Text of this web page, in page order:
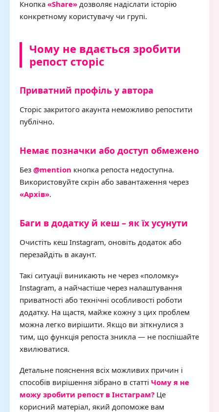
Кнопка «Share» дозволяє надіслати історію
конкретному користувачу чи групі.
Чому не вдається зробити
репост сторіс
Приватний профіль у автора
Сторіс закритого акаунта неможливо репостити
публічно.
Немає позначки або доступ обмежено
Без @mention кнопка репоста недоступна.
Використовуйте скрін або завантаження через
«Архів».
Баги в додатку й кеш – як їх усунути
Очистіть кеш Instagram, оновіть додаток або
перезайдіть в акаунт.
Такі ситуації виникають не через «поломку»
Instagram, а найчастіше через налаштування
приватності або технічні особливості роботи
додатку. На щастя, майже кожну з цих проблем
можна легко вирішити. Якщо ви зіткнулися з
тим, що функція репоста зникла — не поспішайте
хвилюватися.
Детальне пояснення всіх можливих причин і
способів вирішення зібрано в статті Чому я не
можу зробити репост в Інстаграм? Це
корисний матеріал, який допоможе вам